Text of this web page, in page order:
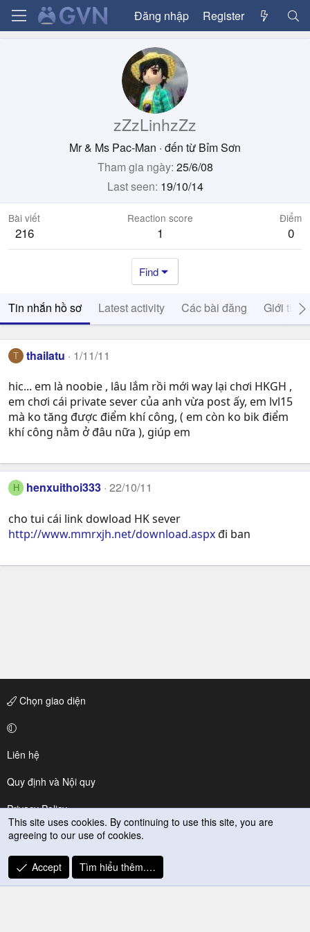
Đăng nhập Register
zZzLinhzZz
Mr & Ms Pac-Man · đến từ Bỉm Sơn
Tham gia ngày 25/6/08
Last seen 19/10/14
Bài viết
216
Reaction score
1
Điểm
0
Find
Tin nhắn hồ sơ Latest activity Các bài đăng Giới thiệu
T thailatu 1/11/11
hic... em là noobie , lâu lắm rồi mới way lại chơi HKGH ,
em chơi cái private sever của anh vừa post ấy, em lvl15
mà ko tăng được điểm khí công, ( em còn ko bik điểm
khí công nằm ở đâu nữa ), giúp em
H henxuithoi333 22/10/11
cho tui cái link dowload HK sever
http://www.mmrxjh.net/download.aspxđi ban
Chọn giao diện
Liên hệ
Quy định và Nội quy
Privacy Policy
Trợ giúp
R
S
This site uses cookies. By continuing to use this site, you are
agreeing to our use of cookies.
Accept Tìm hiểu thêm.…